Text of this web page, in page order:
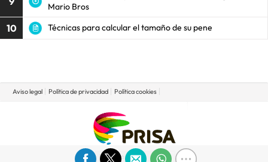
Mario Bros
10 Técnicas para calcular el tamaño de su pene
Aviso legal Política de privacidad Política cookies